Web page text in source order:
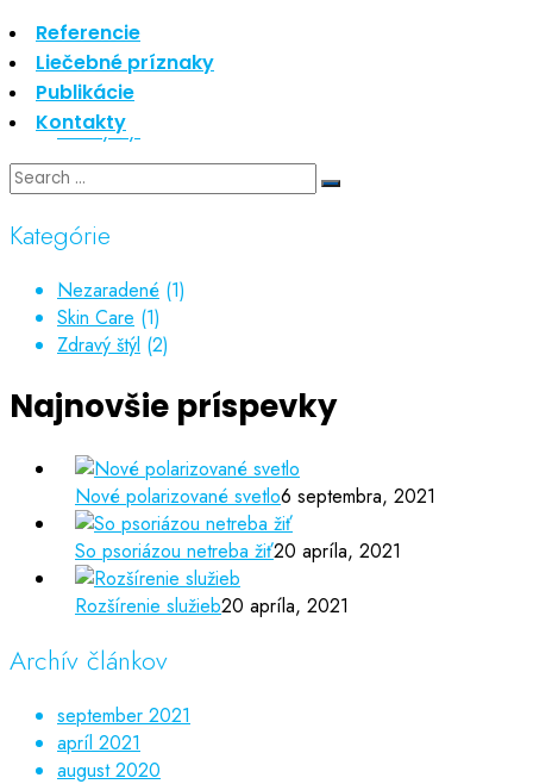
Referencie
Liečebné príznaky
Publikácie
Kontakty
Kategórie
Nezaradené
Skin Care
Zdravý štýl
Kategórie
Nezaradené (1)
Skin Care (1)
Zdravý štýl (2)
Najnovšie príspevky
Nové polarizované svetlo6 septembra, 2021
So psoriázou netreba žiť20 apríla, 2021
Rozšírenie služieb20 apríla, 2021
Archív článkov
september 2021
apríl 2021
august 2020